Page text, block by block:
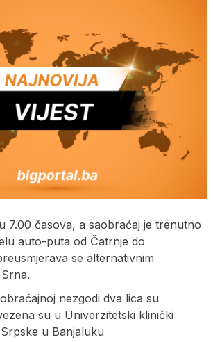
7.00 časova, a saobraćaj je trenutno
auto-puta od Čatrnje do
se alternativnim
nezgodi dva lica su
su u Univerzitetski klinički
u Banjaluku